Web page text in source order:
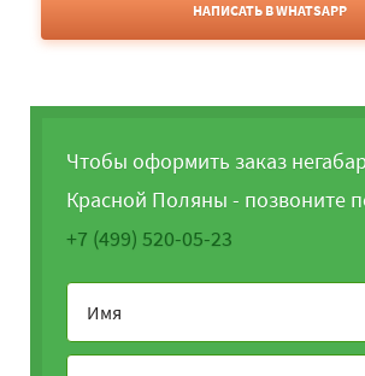
НАПИСАТЬ В WHATSAPP
Чтобы оформить заказ
Красной Поляны - позвоните
+7 (499) 520-05-23